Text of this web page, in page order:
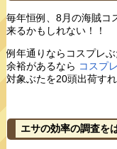
毎年恒例、8月の海賊コ
来るかもしれない！！
例年通りならコスプレぶ
余裕があるなら コスプ
対象ぶたを20頭出荷す
エサの効率の調査を